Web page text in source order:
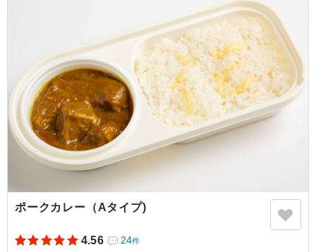
チキンは大人気でした！今回「ポークカレー」との２択で
したが、最初は人気を２分していたのですが、若い人たち
が続々と取りにくると、チキンカレーがあっという間に売
り切れてしまいました。やっぱり筋トレしている若い人た
ちには、チキンなんだと実感しました。
ご利用シーン：
埼玉県川口市上青木 2026/06/04
ポークカレー（Aタイプ)
4.56 24件